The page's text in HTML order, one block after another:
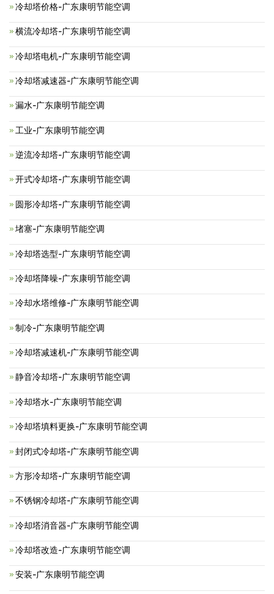
冷却塔价格-广东康明节能空调
横流冷却塔-广东康明节能空调
冷却塔电机-广东康明节能空调
冷却塔减速器-广东康明节能空调
漏水-广东康明节能空调
工业-广东康明节能空调
逆流冷却塔-广东康明节能空调
开式冷却塔-广东康明节能空调
圆形冷却塔-广东康明节能空调
堵塞-广东康明节能空调
冷却塔选型-广东康明节能空调
冷却塔降噪-广东康明节能空调
冷却水塔维修-广东康明节能空调
制冷-广东康明节能空调
冷却塔减速机-广东康明节能空调
静音冷却塔-广东康明节能空调
冷却塔水-广东康明节能空调
冷却塔填料更换-广东康明节能空调
封闭式冷却塔-广东康明节能空调
方形冷却塔-广东康明节能空调
不锈钢冷却塔-广东康明节能空调
冷却塔消音器-广东康明节能空调
冷却塔改造-广东康明节能空调
安装-广东康明节能空调